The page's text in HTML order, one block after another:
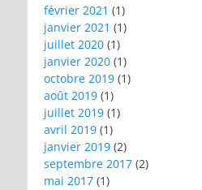
février 2021 (1)
janvier 2021 (1)
juillet 2020 (1)
janvier 2020 (1)
octobre 2019 (1)
août 2019 (1)
juillet 2019 (1)
avril 2019 (1)
janvier 2019 (2)
septembre 2017 (2)
mai 2017 (1)